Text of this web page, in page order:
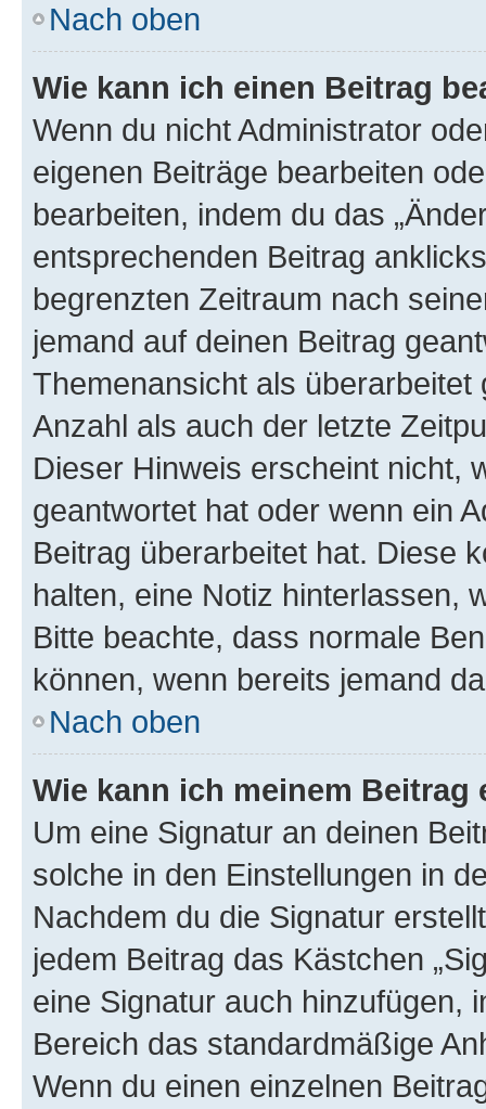
Nach oben
Wie kann ich einen Beitrag
Wenn du nicht Administrator
eigenen Beiträge bearbeiten
bearbeiten, indem du das
entsprechenden Beitrag
begrenzten Zeitraum nach
jemand auf deinen Beitrag
Themenansicht als
Anzahl als auch der letzte
Dieser Hinweis erscheint nicht,
geantwortet hat oder wenn ein
Beitrag überarbeitet hat. Diese
halten, eine Notiz hinterlassen,
Bitte beachte, dass normale
können, wenn bereits jemand
Nach oben
Wie kann ich meinem
Um eine Signatur an deinen
solche in den Einstellungen in
Nachdem du die Signatur
jedem Beitrag das Kästchen
eine Signatur auch hinzufügen,
Bereich das standardmäßige
Wenn du einen einzelnen